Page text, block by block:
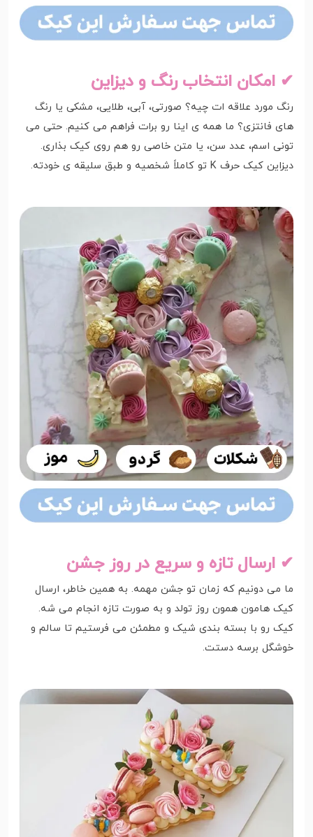
✔ امکان انتخاب رنگ و دیزاین
رنگ مورد علاقه ات چیه؟ صورتی، آبی، طلایی، مشکی یا رنگ
های فانتزی؟ ما همه ی اینا رو برات فراهم می کنیم. حتی می
تونی اسم، عدد سن، یا متن خاصی رو هم روی کیک بذاری.
دیزاین کیک حرف K تو کاملاً شخصیه و طبق سلیقه ی خودته.
✔ ارسال تازه و سریع در روز جشن
ما می دونیم که زمان تو جشن مهمه. به همین خاطر، ارسال
کیک هامون همون روز تولد و به صورت تازه انجام می شه.
کیک رو با بسته بندی شیک و مطمئن می فرستیم تا سالم و
خوشگل برسه دستت.